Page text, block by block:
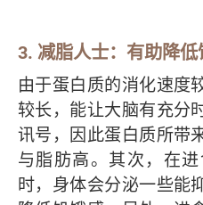
3. 减脂人士：有助降低
由于蛋白质的消化速度
较长，能让大脑有充分
讯号，因此蛋白质所带
与脂肪高。其次，在
时，身体会分泌一些能